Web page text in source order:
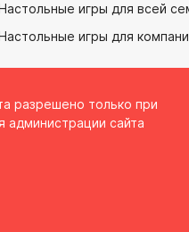
игры для всей
игры для
разрешено только при
администрации сайта